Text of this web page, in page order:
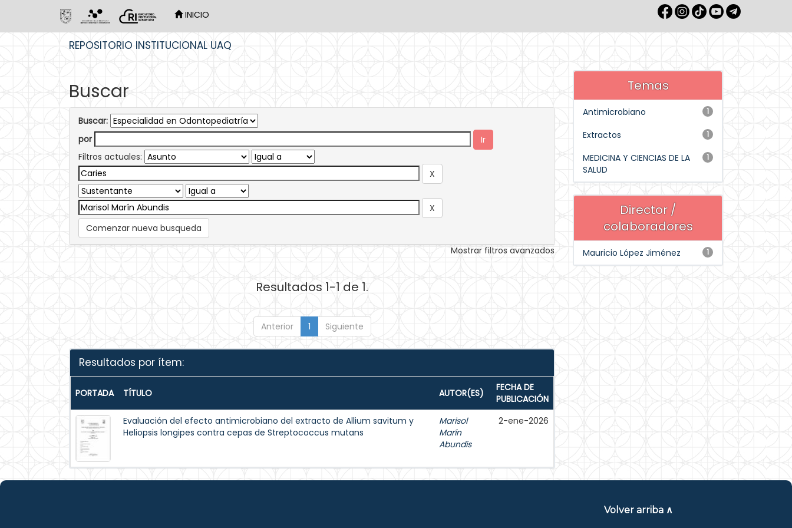
INICIO
REPOSITORIO INSTITUCIONAL UAQ
Buscar
Buscar:
por
Filtros actuales:
Comenzar nueva busqueda
Mostrar filtros avanzados
Resultados 1-1 de 1.
Anterior 1 Siguiente
Resultados por ítem:
PORTADA TÍTULO AUTOR(ES)
FECHA DE
PUBLICACIÓN
Evaluación del efecto antimicrobiano del extracto de Allium savitum y
Heliopsis longipes contra cepas de Streptococcus mutans
Marisol
Marín
Abundis
2-ene-2026
Temas
1
Antimicrobiano
1
Extractos
1
MEDICINA Y CIENCIAS DE LA
SALUD
Director /
colaboradores
1
Mauricio López Jiménez
Volver arriba ∧